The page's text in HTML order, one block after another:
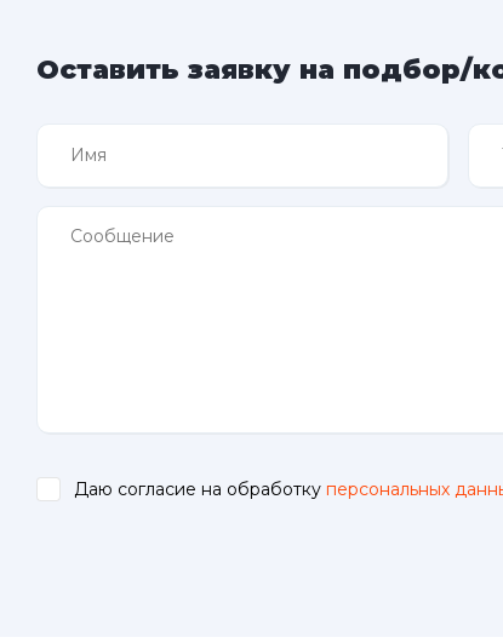
Оставить заявку на подбор/
Даю согласие на обработку персональных